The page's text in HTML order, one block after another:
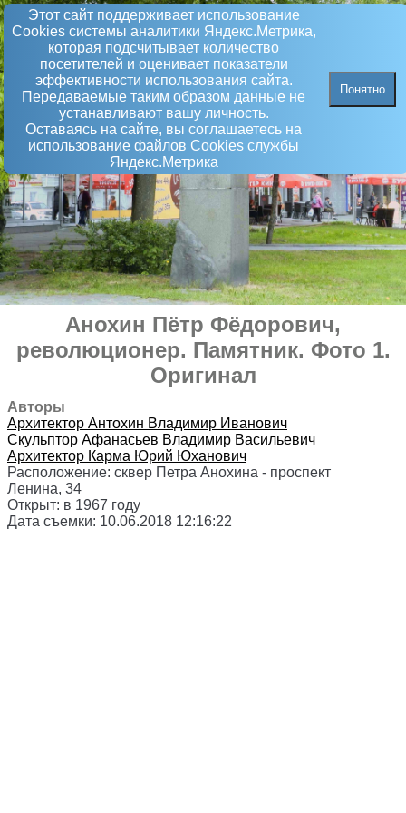
Этот сайт поддерживает использование
Сookies системы аналитики Яндекс.Метрика,
которая подсчитывает количество
посетителей и оценивает показатели
эффективности использования сайта.
Передаваемые таким образом данные не
устанавливают вашу личность.
Оставаясь на сайте, вы соглашаетесь на
использование файлов Сookies службы
Яндекс.Метрика
Понятно
Анохин Пётр Фёдорович,
революционер. Памятник. Фото 1.
Оригинал
Авторы
Архитектор Антохин Владимир Иванович
Скульптор Афанасьев Владимир Васильевич
Архитектор Карма Юрий Юханович
Расположение: сквер Петра Анохина - проспект
Ленина, 34
Открыт: в 1967 году
Дата съемки: 10.06.2018 12:16:22